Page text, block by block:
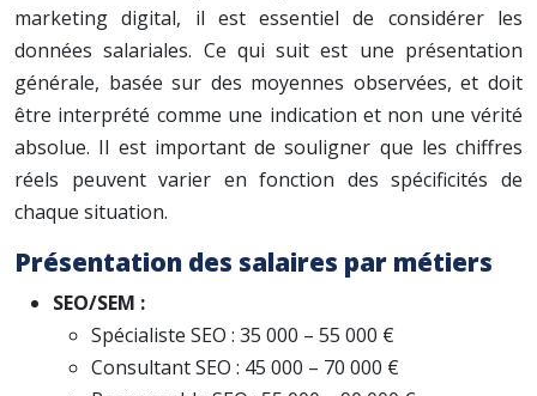
marketing digital, il est essentiel de considérer les
données salariales. Ce qui suit est une présentation
générale, basée sur des moyennes observées, et doit
être interprété comme une indication et non une vérité
absolue. Il est important de souligner que les chiffres
réels peuvent varier en fonction des spécificités de
chaque situation.
Présentation des salaires par métiers
SEO/SEM :
Spécialiste SEO : 35 000 – 55 000 €
Consultant SEO : 45 000 – 70 000 €